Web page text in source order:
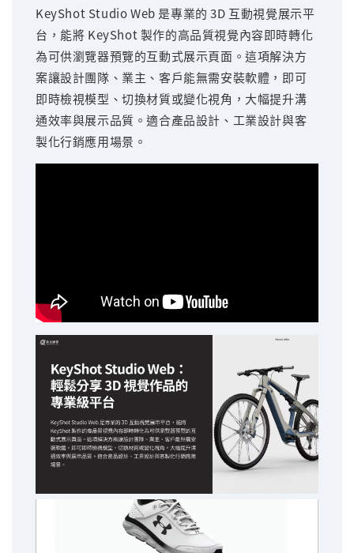
KeyShot Studio Web 是專業的 3D 互動視覺展示平
台，能將 KeyShot 製作的高品質視覺內容即時轉化
為可供瀏覽器預覽的互動式展示頁面。這項解決方
案讓設計團隊、業主、客戶能無需安裝軟體，即可
即時檢視模型、切換材質或變化視角，大幅提升溝
通效率與展示品質。適合產品設計、工業設計與客
製化行銷應用場景。